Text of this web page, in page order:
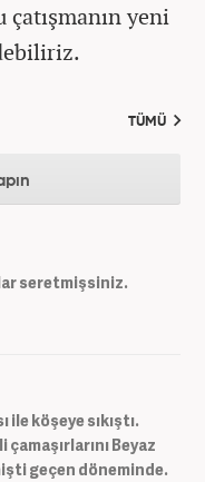
yeni
TÜMÜ
seretmişsiniz.
ile köşeye sıkıştı.
Beyaz
geçen döneminde.